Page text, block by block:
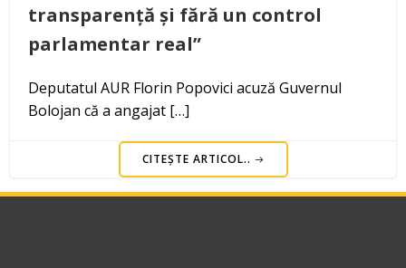
transparență și fără un control
parlamentar real”
Deputatul AUR Florin Popovici acuză Guvernul
Bolojan că a angajat […]
CITEȘTE ARTICOL..